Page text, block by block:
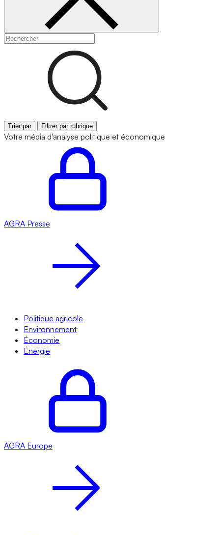
Trier par Filtrer par rubrique
Votre média d'analyse politique et économique
AGRA Presse
Politique agricole
Environnement
Économie
Énergie
AGRA Europe